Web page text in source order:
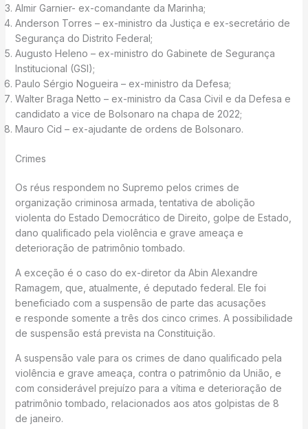
Almir Garnier- ex-comandante da Marinha;
Anderson Torres – ex-ministro da Justiça e ex-secretário de
Segurança do Distrito Federal;
Augusto Heleno – ex-ministro do Gabinete de Segurança
Institucional (GSI);
Paulo Sérgio Nogueira – ex-ministro da Defesa;
Walter Braga Netto – ex-ministro da Casa Civil e da Defesa e
candidato a vice de Bolsonaro na chapa de 2022;
Mauro Cid – ex-ajudante de ordens de Bolsonaro.
Crimes
Os réus respondem no Supremo pelos crimes de
organização criminosa armada, tentativa de abolição
violenta do Estado Democrático de Direito, golpe de Estado,
dano qualificado pela violência e grave ameaça e
deterioração de patrimônio tombado.
A exceção é o caso do ex-diretor da Abin Alexandre
Ramagem, que, atualmente, é deputado federal. Ele foi
beneficiado com a suspensão de parte das acusações
e responde somente a três dos cinco crimes. A possibilidade
de suspensão está prevista na Constituição.
A suspensão vale para os crimes de dano qualificado pela
violência e grave ameaça, contra o patrimônio da União, e
com considerável prejuízo para a vítima e deterioração de
patrimônio tombado, relacionados aos atos golpistas de 8
de janeiro.